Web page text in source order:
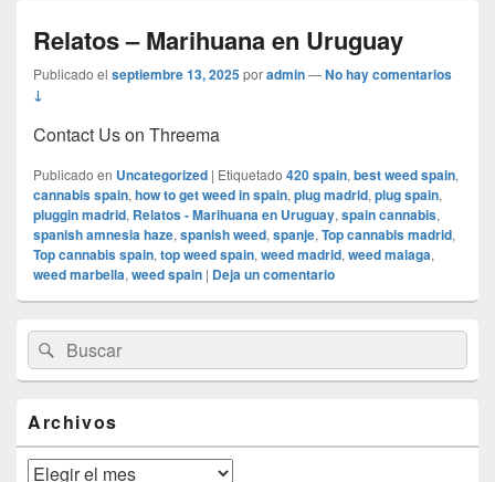
Relatos – Marihuana en Uruguay
Publicado el septiembre 13, 2025poradmin—No hay comentarios
↓
Contact Us on Threema
Publicado en Uncategorized | Etiquetado 420 spain, best weed spain,
cannabis spain, how to get weed in spain, plug madrid, plug spain,
pluggin madrid, Relatos - Marihuana en Uruguay, spain cannabis,
spanish amnesia haze, spanish weed, spanje, Top cannabis madrid,
Top cannabis spain, top weed spain, weed madrid, weed malaga,
weed marbella, weed spain | Deja un comentario
área
de
widget
lateral
primaria
Buscar
por:
Buscar
Archivos
Archivos